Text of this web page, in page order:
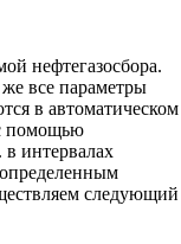
нефтегазосбора.
все параметры
в автоматическом
помощью
в интервалах
следующий